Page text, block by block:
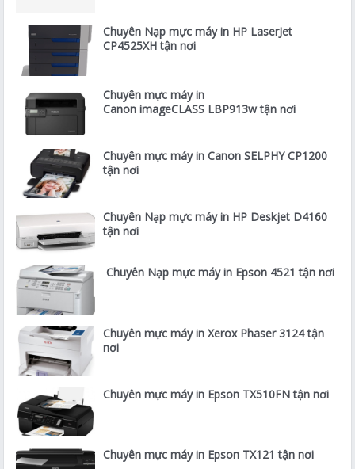
Chuyên Nạp mực máy in HP LaserJet
CP4525XH tận nơi
Chuyên mực máy in
Canon imageCLASS LBP913w tận nơi
Chuyên mực máy in Canon SELPHY CP1200
tận nơi
Chuyên Nạp mực máy in HP Deskjet D4160
tận nơi
Chuyên Nạp mực máy in Epson 4521 tận nơi
Chuyên mực máy in Xerox Phaser 3124 tận
nơi
Chuyên mực máy in Epson TX510FN tận nơi
Chuyên mực máy in Epson TX121 tận nơi